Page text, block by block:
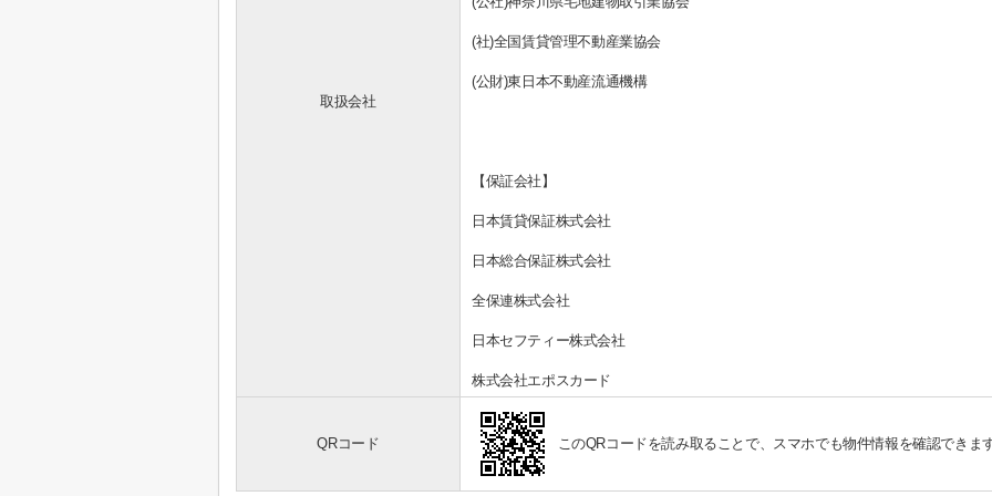
取扱会社
(社)全国賃貸管理不動産業協会
(公財)東日本不動産流通機構
【保証会社】
日本賃貸保証株式会社
日本総合保証株式会社
全保連株式会社
日本セフティー株式会社
株式会社エポスカード
QRコード このQRコードを読み取ることで、スマホでも物件情報を確認できま